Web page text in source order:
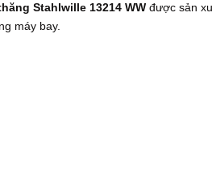
Stahlwille 13214 WW được sản
máy bay.